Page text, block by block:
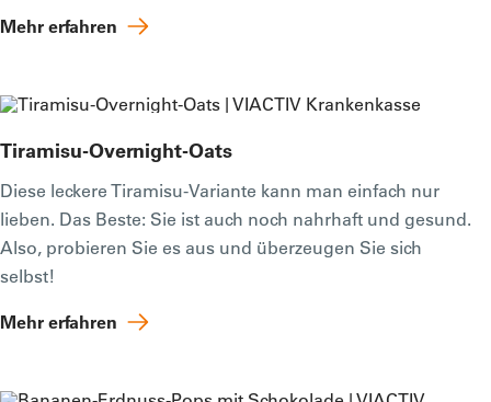
Mehr erfahren
Tiramisu-Overnight-Oats
Diese leckere Tiramisu-Variante kann man einfach nur
lieben. Das Beste: Sie ist auch noch nahrhaft und gesund.
Also, probieren Sie es aus und überzeugen Sie sich
selbst!
Mehr erfahren